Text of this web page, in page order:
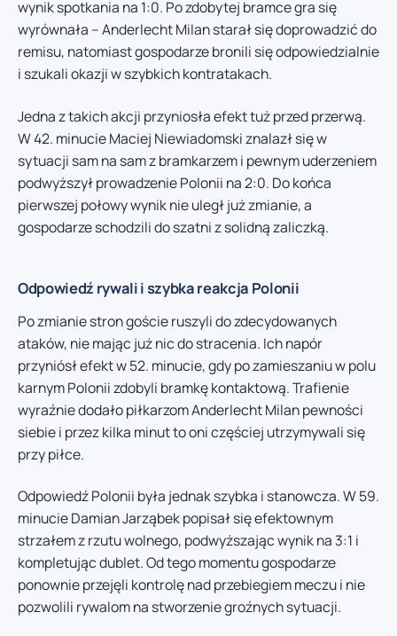
wynik spotkania na 1:0. Po zdobytej bramce gra się
wyrównała – Anderlecht Milan starał się doprowadzić do
remisu, natomiast gospodarze bronili się odpowiedzialnie
i szukali okazji w szybkich kontratakach.
Jedna z takich akcji przyniosła efekt tuż przed przerwą.
W 42. minucie Maciej Niewiadomski znalazł się w
sytuacji sam na sam z bramkarzem i pewnym uderzeniem
podwyższył prowadzenie Polonii na 2:0. Do końca
pierwszej połowy wynik nie uległ już zmianie, a
gospodarze schodzili do szatni z solidną zaliczką.
Odpowiedź rywali i szybka reakcja Polonii
Po zmianie stron goście ruszyli do zdecydowanych
ataków, nie mając już nic do stracenia. Ich napór
przyniósł efekt w 52. minucie, gdy po zamieszaniu w polu
karnym Polonii zdobyli bramkę kontaktową. Trafienie
wyraźnie dodało piłkarzom Anderlecht Milan pewności
siebie i przez kilka minut to oni częściej utrzymywali się
przy piłce.
Odpowiedź Polonii była jednak szybka i stanowcza. W 59.
minucie Damian Jarząbek popisał się efektownym
strzałem z rzutu wolnego, podwyższając wynik na 3:1 i
kompletując dublet. Od tego momentu gospodarze
ponownie przejęli kontrolę nad przebiegiem meczu i nie
pozwolili rywalom na stworzenie groźnych sytuacji.